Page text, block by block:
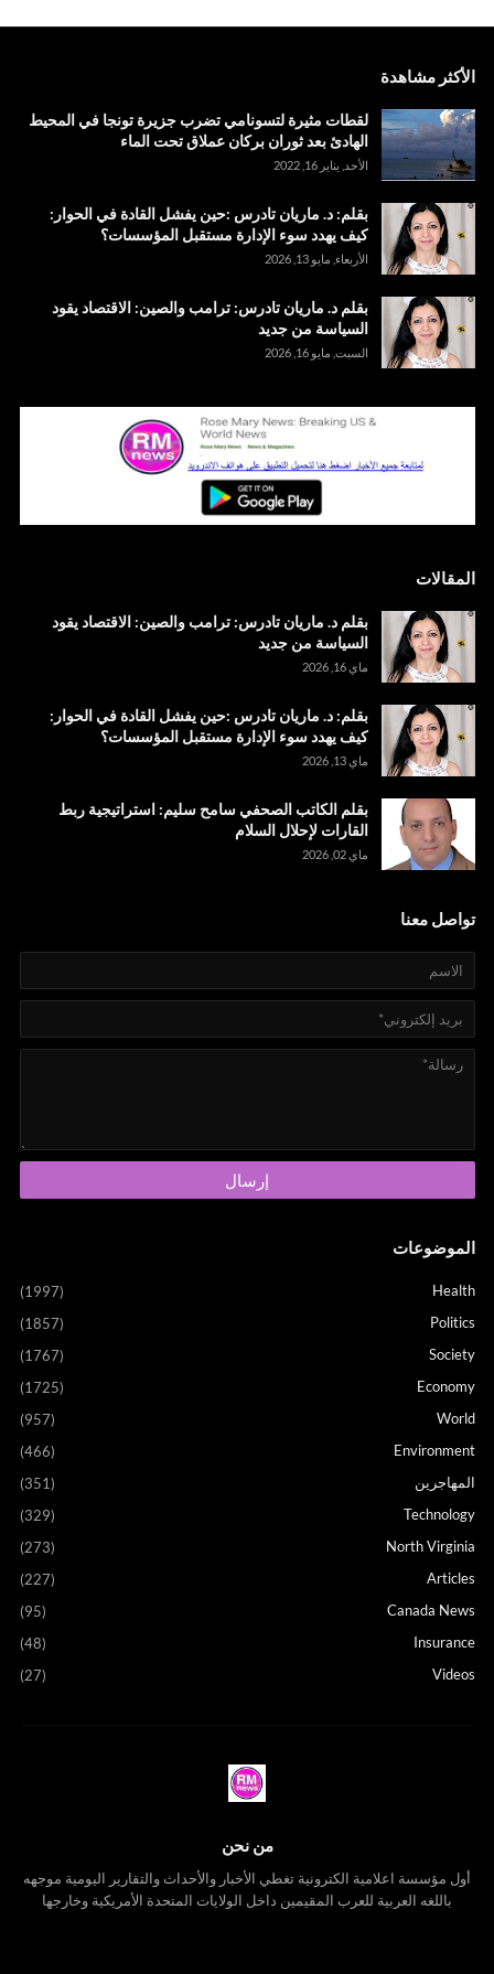
الأكثر مشاهدة
لقطات مثيرة لتسونامي تضرب جزيرة تونجا في المحيط
الهادئ بعد ثوران بركان عملاق تحت الماء
الأحد, يناير 16, 2022
بقلم: د. ماريان تادرس :حين يفشل القادة في الحوار:
كيف يهدد سوء الإدارة مستقبل المؤسسات؟
الأربعاء, مايو 13, 2026
بقلم د. ماريان تادرس: ترامب والصين: الاقتصاد يقود
السياسة من جديد
السبت, مايو 16, 2026
المقالات
بقلم د. ماريان تادرس: ترامب والصين: الاقتصاد يقود
السياسة من جديد
ماي 16, 2026
بقلم: د. ماريان تادرس :حين يفشل القادة في الحوار:
كيف يهدد سوء الإدارة مستقبل المؤسسات؟
ماي 13, 2026
بقلم الكاتب الصحفي سامح سليم: استراتيجية ربط
القارات لإحلال السلام
ماي 02, 2026
تواصل معنا
الموضوعات
Health
(1997)
Politics
(1857)
Society
(1767)
Economy
(1725)
World
(957)
Environment
(466)
المهاجرين
(351)
Technology
(329)
North Virginia
(273)
Articles
(227)
Canada News
(95)
Insurance
(48)
Videos
(27)
من نحن
أول مؤسسة اعلامية الكترونية تغطي الأخبار والأحداث والتقارير اليومية موجهه
باللغه العربية للعرب المقيمين داخل الولايات المتحدة الأمريكية وخارجها